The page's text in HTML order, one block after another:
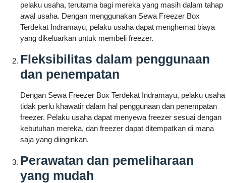
pelaku usaha, terutama bagi mereka yang masih dalam tahap
awal usaha. Dengan menggunakan Sewa Freezer Box
Terdekat Indramayu, pelaku usaha dapat menghemat biaya
yang dikeluarkan untuk membeli freezer.
Fleksibilitas dalam penggunaan
dan penempatan
Dengan Sewa Freezer Box Terdekat Indramayu, pelaku usaha
tidak perlu khawatir dalam hal penggunaan dan penempatan
freezer. Pelaku usaha dapat menyewa freezer sesuai dengan
kebutuhan mereka, dan freezer dapat ditempatkan di mana
saja yang diinginkan.
Perawatan dan pemeliharaan
yang mudah